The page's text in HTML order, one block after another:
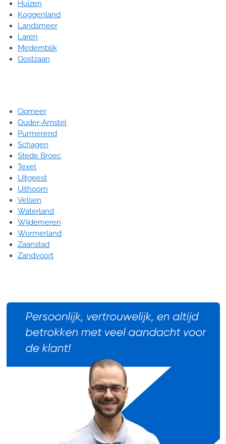
Huizen
Koggenland
Landsmeer
Laren
Medemblik
Oostzaan
Opmeer
Ouder-Amstel
Purmerend
Schagen
Stede Broec
Texel
Uitgeest
Uithoorn
Velsen
Waterland
Wijdemeren
Wormerland
Zaanstad
Zandvoort